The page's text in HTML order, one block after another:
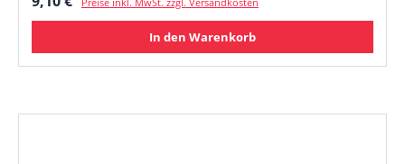
In den Warenkorb